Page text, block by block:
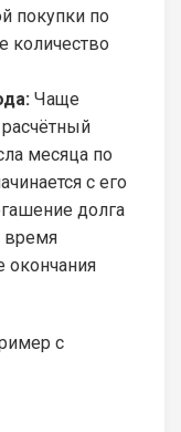
покупки по
количество
Чаще
месяца по
с его
долга
время
окончания
с